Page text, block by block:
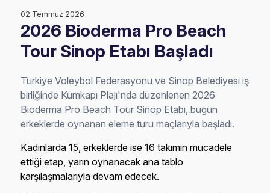
02 Temmuz 2026
2026 Bioderma Pro Beach
Tour Sinop Etabı Başladı
Türkiye Voleybol Federasyonu ve Sinop Belediyesi iş
birliğinde Kumkapı Plajı'nda düzenlenen 2026
Bioderma Pro Beach Tour Sinop Etabı, bugün
erkeklerde oynanan eleme turu maçlarıyla başladı.
Kadınlarda 15, erkeklerde ise 16 takımın mücadele
ettiği etap, yarın oynanacak ana tablo
karşılaşmalarıyla devam edecek.